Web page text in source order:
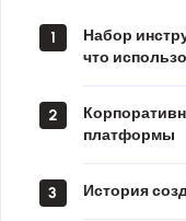
1
Набор
что
2
платформы
3 История